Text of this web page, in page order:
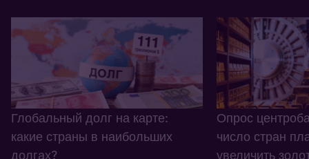
Глобальный долг на карте:
какие страны в наибольших
долгах?
Опрос
число стран
увеличить